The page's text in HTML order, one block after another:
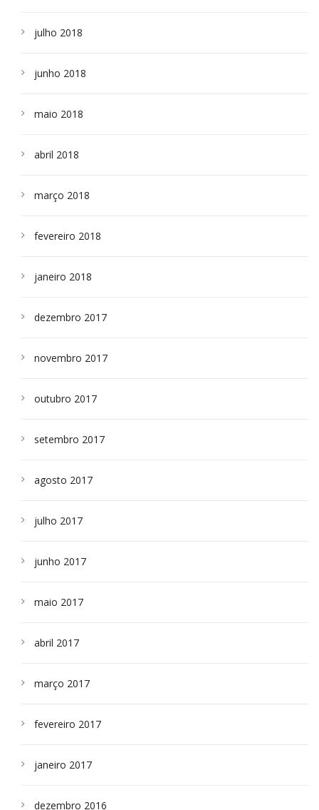
julho 2018
junho 2018
maio 2018
abril 2018
março 2018
fevereiro 2018
janeiro 2018
dezembro 2017
novembro 2017
outubro 2017
setembro 2017
agosto 2017
julho 2017
junho 2017
maio 2017
abril 2017
março 2017
fevereiro 2017
janeiro 2017
dezembro 2016